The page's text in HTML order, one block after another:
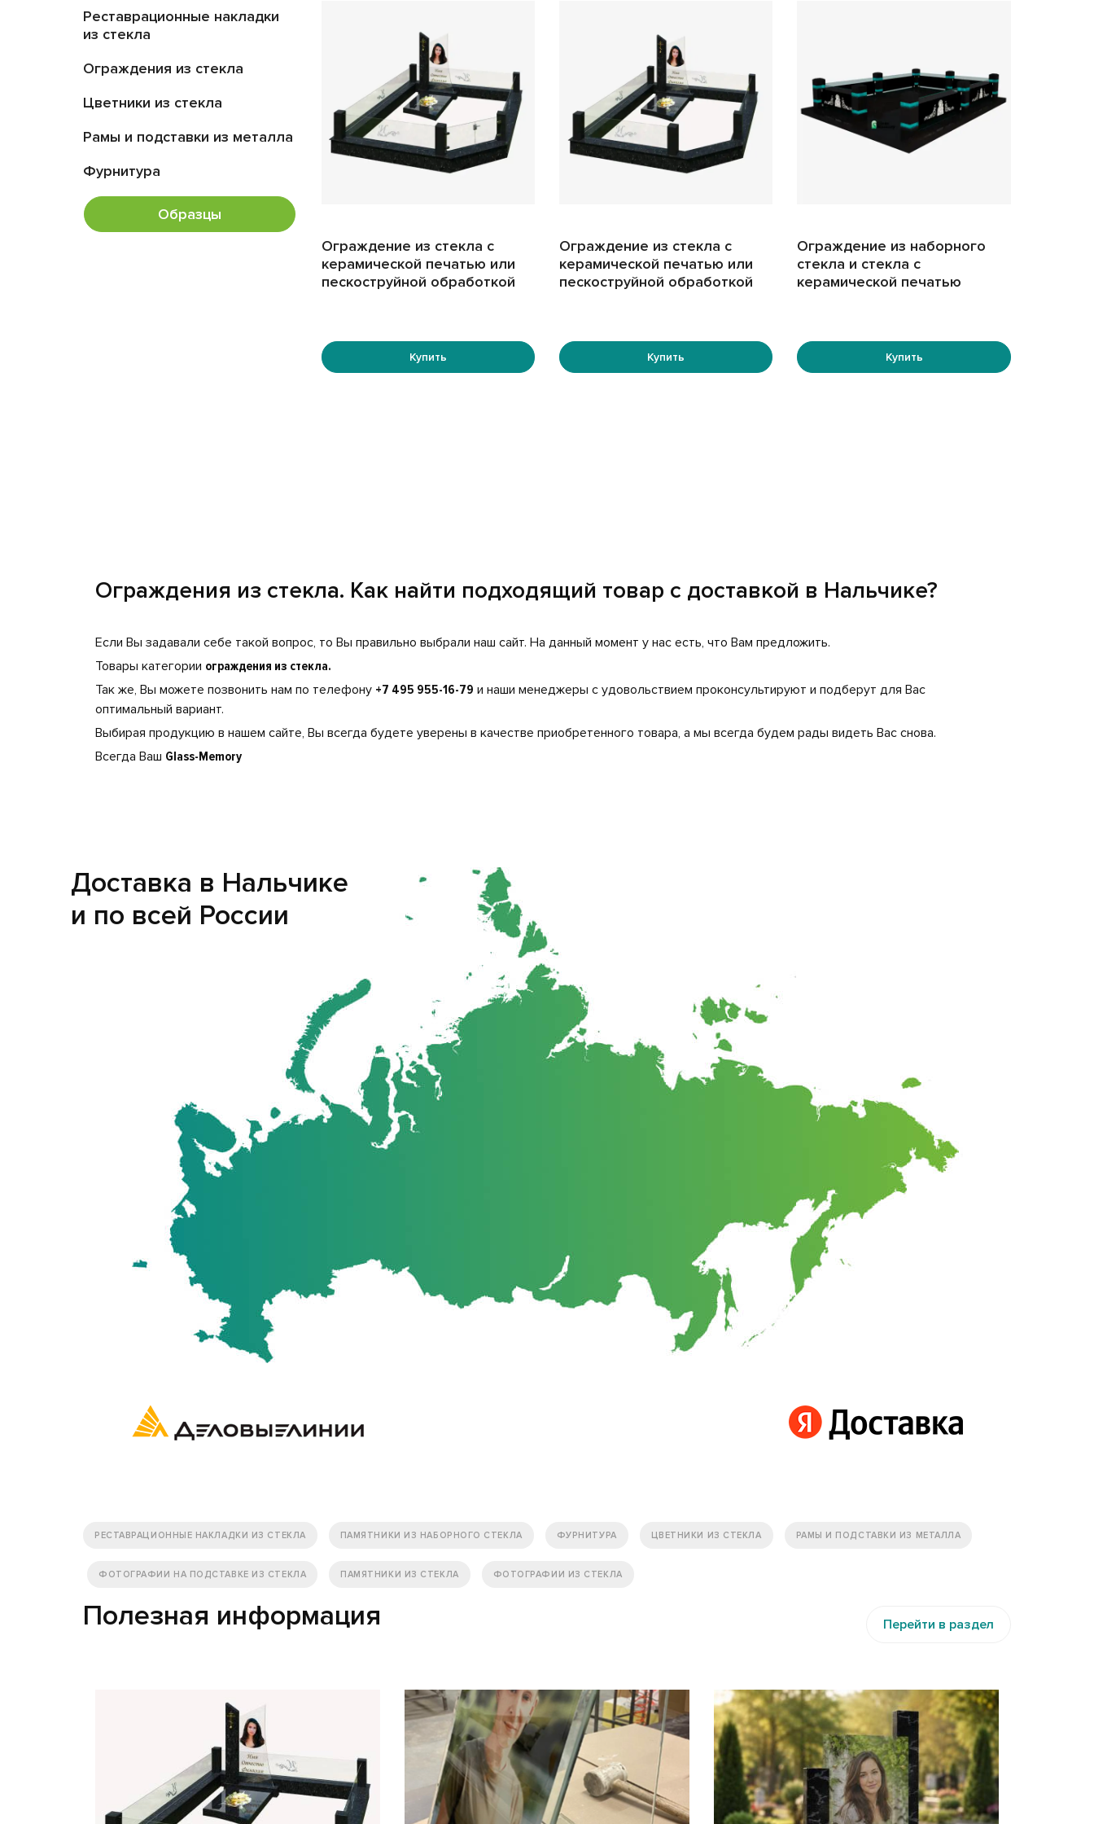
Ограждение из стекла с
керамической печатью или
пескоструйной обработкой
Купить
Ограждение из стекла с
керамической печатью или
пескоструйной обработкой
Купить
Ограждение из наборного
стекла и стекла с
керамической печатью
Купить
Реставрационные накладки
из стекла
Ограждения из стекла
Цветники из стекла
Рамы и подставки из металла
Фурнитура
Образцы
Ограждения из стекла. Как найти подходящий товар с доставкой в Нальчике?
Если Вы задавали себе такой вопрос, то Вы правильно выбрали наш сайт. На данный момент у нас есть, что Вам предложить.
Товары категории ограждения из стекла.
Так же, Вы можете позвонить нам по телефону +7 495 955-16-79 и наши менеджеры с удовольствием проконсультируют и подберут для Вас
оптимальный вариант.
Выбирая продукцию в нашем сайте, Вы всегда будете уверены в качестве приобретенного товара, а мы всегда будем рады видеть Вас снова.
Всегда Ваш Glass-Memory
Доставка в Нальчике
и по всей России
РЕСТАВРАЦИОННЫЕ НАКЛАДКИ ИЗ СТЕКЛА ПАМЯТНИКИ ИЗ НАБОРНОГО СТЕКЛА ФУРНИТУРА ЦВЕТНИКИ ИЗ СТЕКЛА РАМЫ И ПОДСТАВКИ ИЗ МЕТАЛЛА
ФОТОГРАФИИ НА ПОДСТАВКЕ ИЗ СТЕКЛА ПАМЯТНИКИ ИЗ СТЕКЛА ФОТОГРАФИИ ИЗ СТЕКЛА
Полезная информация Перейти в раздел